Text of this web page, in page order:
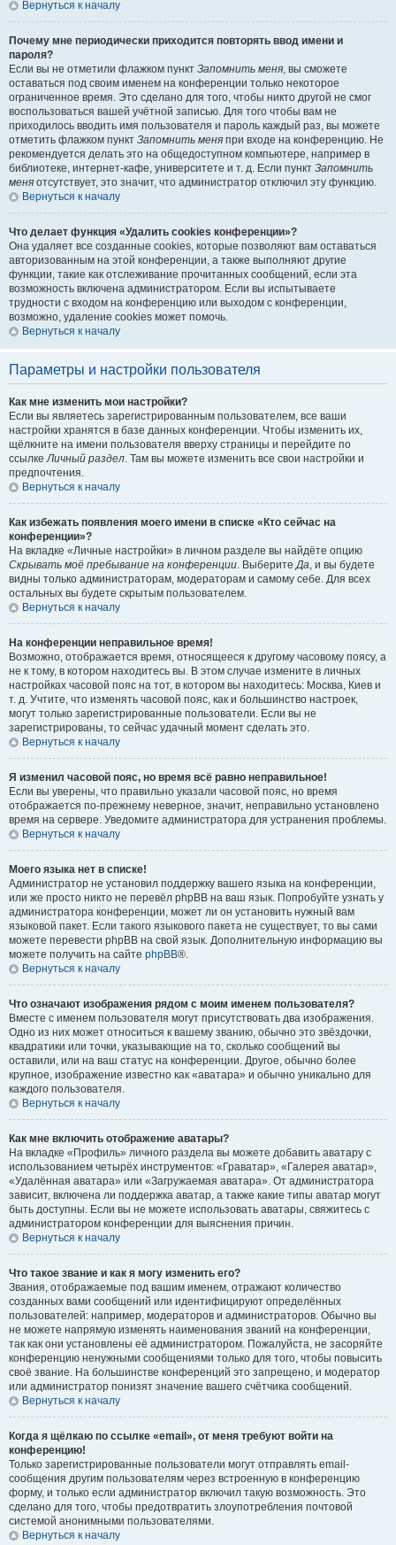
Вернуться к началу
Почему мне периодически приходится повторять ввод имени и
пароля?
Если вы не отметили флажком пункт Запомнить меня, вы сможете
оставаться под своим именем на конференции только некоторое
ограниченное время. Это сделано для того, чтобы никто другой не смог
воспользоваться вашей учётной записью. Для того чтобы вам не
приходилось вводить имя пользователя и пароль каждый раз, вы можете
отметить флажком пункт Запомнить меня при входе на конференцию. Не
рекомендуется делать это на общедоступном компьютере, например в
библиотеке, интернет-кафе, университете и т. д. Если пункт Запомнить
меня отсутствует, это значит, что администратор отключил эту функцию.
Вернуться к началу
Что делает функция «Удалить cookies конференции»?
Она удаляет все созданные cookies, которые позволяют вам оставаться
авторизованным на этой конференции, а также выполняют другие
функции, такие как отслеживание прочитанных сообщений, если эта
возможность включена администратором. Если вы испытываете
трудности с входом на конференцию или выходом с конференции,
возможно, удаление cookies может помочь.
Вернуться к началу
Параметры и настройки пользователя
Как мне изменить мои настройки?
Если вы являетесь зарегистрированным пользователем, все ваши
настройки хранятся в базе данных конференции. Чтобы изменить их,
щёлкните на имени пользователя вверху страницы и перейдите по
ссылкеЛичный раздел. Там вы можете изменить все свои настройки и
предпочтения.
Вернуться к началу
Как избежать появления моего имени в списке «Кто сейчас на
конференции»?
На вкладке «Личные настройки» в личном разделе вы найдёте опцию
Скрывать моё пребывание на конференции. ВыберитеДа, и вы будете
видны только администраторам, модераторам и самому себе. Для всех
остальных вы будете скрытым пользователем.
Вернуться к началу
На конференции неправильное время!
Возможно, отображается время, относящееся к другому часовому поясу, а
не к тому, в котором находитесь вы. В этом случае измените в личных
настройках часовой пояс на тот, в котором вы находитесь: Москва, Киев и
т. д. Учтите, что изменять часовой пояс, как и большинство настроек,
могут только зарегистрированные пользователи. Если вы не
зарегистрированы, то сейчас удачный момент сделать это.
Вернуться к началу
Я изменил часовой пояс, но время всё равно неправильное!
Если вы уверены, что правильно указали часовой пояс, но время
отображается по-прежнему неверное, значит, неправильно установлено
время на сервере. Уведомите администратора для устранения проблемы.
Вернуться к началу
Моего языка нет в списке!
Администратор не установил поддержку вашего языка на конференции,
или же просто никто не перевёл phpBB на ваш язык. Попробуйте узнать у
администратора конференции, может ли он установить нужный вам
языковой пакет. Если такого языкового пакета не существует, то вы сами
можете перевести phpBB на свой язык. Дополнительную информацию вы
можете получить на сайте phpBB®.
Вернуться к началу
Что означают изображения рядом с моим именем пользователя?
Вместе с именем пользователя могут присутствовать два изображения.
Одно из них может относиться к вашему званию, обычно это звёздочки,
квадратики или точки, указывающие на то, сколько сообщений вы
оставили, или на ваш статус на конференции. Другое, обычно более
крупное, изображение известно как «аватара» и обычно уникально для
каждого пользователя.
Вернуться к началу
Как мне включить отображение аватары?
На вкладке «Профиль» личного раздела вы можете добавить аватару с
использованием четырёх инструментов: «Граватар», «Галерея аватар»,
«Удалённая аватара» или «Загружаемая аватара». От администратора
зависит, включена ли поддержка аватар, а также какие типы аватар могут
быть доступны. Если вы не можете использовать аватары, свяжитесь с
администратором конференции для выяснения причин.
Вернуться к началу
Что такое звание и как я могу изменить его?
Звания, отображаемые под вашим именем, отражают количество
созданных вами сообщений или идентифицируют определённых
пользователей: например, модераторов и администраторов. Обычно вы
не можете напрямую изменять наименования званий на конференции,
так как они установлены её администратором. Пожалуйста, не засоряйте
конференцию ненужными сообщениями только для того, чтобы повысить
своё звание. На большинстве конференций это запрещено, и модератор
или администратор понизят значение вашего счётчика сообщений.
Вернуться к началу
Когда я щёлкаю по ссылке «email», от меня требуют войти на
конференцию!
Только зарегистрированные пользователи могут отправлять email-
сообщения другим пользователям через встроенную в конференцию
форму, и только если администратор включил такую возможность. Это
сделано для того, чтобы предотвратить злоупотребления почтовой
системой анонимными пользователями.
Вернуться к началу